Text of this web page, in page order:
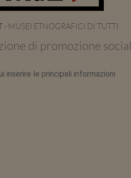
- MUSEI ETNOGRAFICI DI TUTTI
di promozione
inserire le principali informazioni